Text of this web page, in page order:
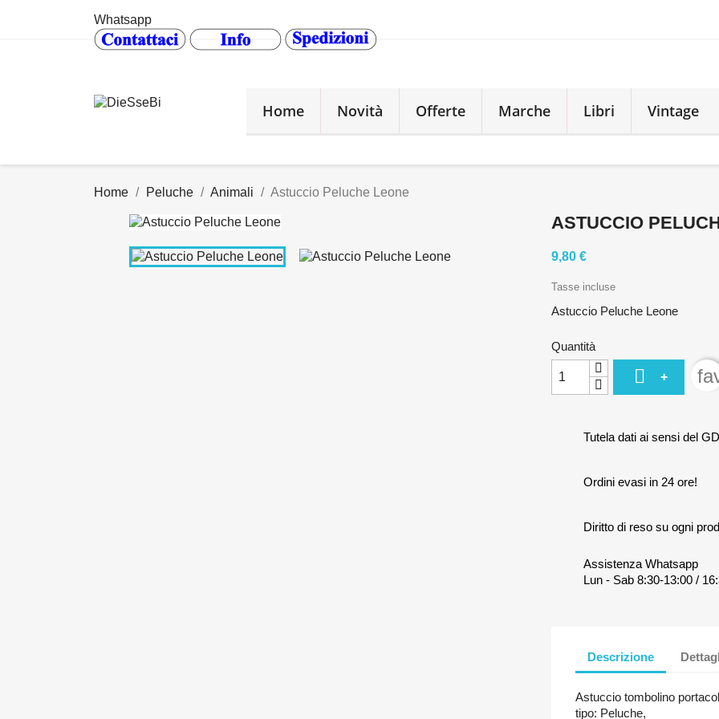
Whatsapp
Home Novità Offerte Marche Libri Vintage
Home Peluche Animali Astuccio Peluche Leone
ASTUCCIO
9,80 €
Tasse incluse
Astuccio Peluche Leone
Quantità
 +
Tutela dati ai sensi del
Ordini evasi in 24 ore!
Diritto di reso su ogni
Assistenza Whatsapp
Lun - Sab 8:30-13:00 /
Descrizione
Astuccio tombolino
tipo: Peluche,